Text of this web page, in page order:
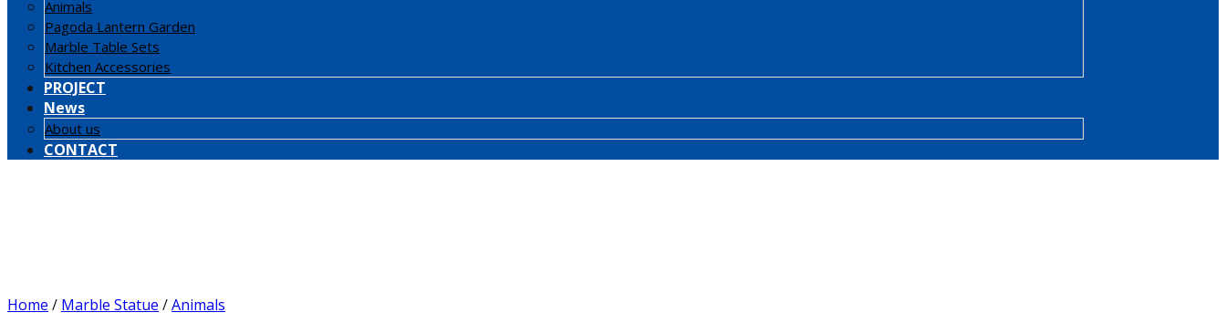
Animals
Pagoda Lantern Garden
Marble Table Sets
Kitchen Accessories
PROJECT
News
About us
CONTACT
Home / Marble Statue /Animals